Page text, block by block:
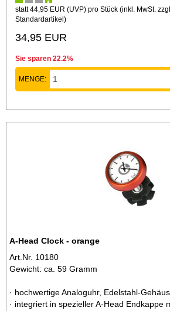
statt44,95 EUR (UVP) pro Stück (inkl. MwSt. zzgl.
Standardartikel)
34,95 EUR
Sie sparen 22.2%
MENGE:
A-Head Clock - orange
Art.Nr. 10180
Gewicht: ca. 59 Gramm
· hochwertige Analoguhr, Edelstahl-
· integriert in spezieller A-Head Endkappe